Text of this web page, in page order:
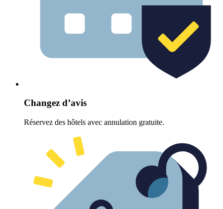
Changez d’avis
Réservez des hôtels avec annulation gratuite.